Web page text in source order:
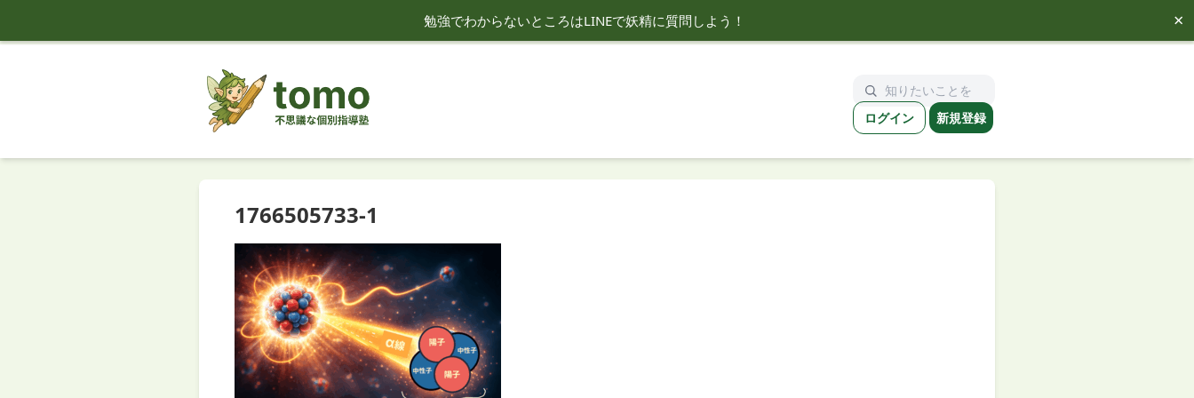
勉強でわからないところはLINEで妖精に質問しよう！ ×
tomo ログイン 新規登録
1766505733-1